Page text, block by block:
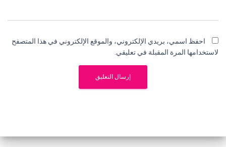
احفظ اسمي، بريدي الإلكتروني، والموقع الإلكتروني في هذا المتصفح
لاستخدامها المرة المقبلة في تعليقي.